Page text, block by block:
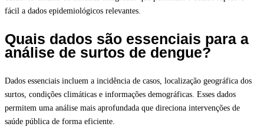
fácil a dados epidemiológicos relevantes.
Quais dados são essenciais para a
análise de surtos de dengue?
Dados essenciais incluem a incidência de casos, localização geográfica dos
surtos, condições climáticas e informações demográficas. Esses dados
permitem uma análise mais aprofundada que direciona intervenções de
saúde pública de forma eficiente.